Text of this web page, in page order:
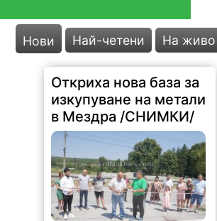
Нови Най-четени На живо
Откриха нова база за
изкупуване на метали
в Мездра /СНИМКИ/